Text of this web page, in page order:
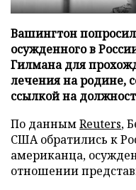
Вашингтон
осужденного в
Гилмана для
лечения на родине,
ссылкой на
По даннымReuters,
США обратились к
американца,
отношении